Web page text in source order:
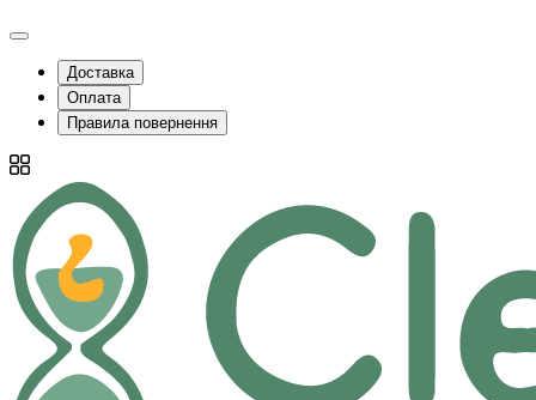
Доставка
Оплата
Правила повернення